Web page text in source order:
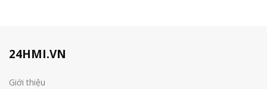
24HMI.VN
Giới thiệu